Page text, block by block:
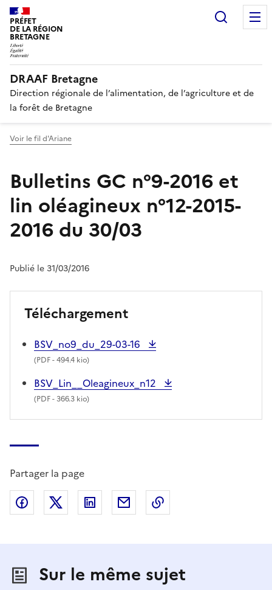
PRÉFET
DE LA RÉGION
BRETAGNE
DRAAF Bretagne
Direction régionale de l’alimentation, de l’agriculture et de
la forêt de Bretagne
Voir le fil d'Ariane
Bulletins GC n°9-2016 et
lin oléagineux n°12-2015-
2016 du 30/03
Publié le 31/03/2016
Téléchargement
BSV_no9_du_29-03-16
(PDF- 494.4 kio)
BSV_Lin__Oleagineux_n12
(PDF- 366.3 kio)
Partager la page
Partager sur Facebook
Partager sur X (anciennement Twitter)
Partager sur LinkedIn
Partager par email
Sur le même sujet